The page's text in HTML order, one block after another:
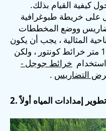
كيفية القيام بذلك.
على خريطة طبوغرافية
ووضع المخططات
المثالية ، يجب أن يكون
لديك 0.5-1.0 متر خرائط كونتور ، ولكن
استخدام خرائط جوجل -
التضاريس .
2. تطوير إمدادات المياه أولاً